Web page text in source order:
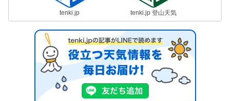
tenki.jp tenki.jp 登山天気